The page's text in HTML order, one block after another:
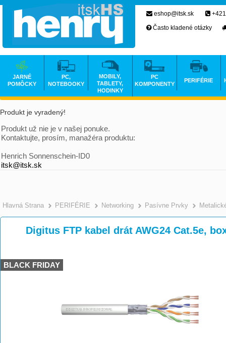
Produkt je vyradený!
Produkt už nie je v našej ponuke.
Kontaktujte, prosím, manažéra produktu:
Henrich Sonnenschein-ID0
itsk@itsk.sk
Hlavná Strana >
PERIFÉRIE >
Networking >
Pasívne Prvky
Digitus FTP kabel drát AWG24 Cat.5e,
BLACK FRIDAY
eshop@itsk.sk
Často kladené otázky
JARNÉ
POMÔCKY
PC,
NOTEBOOKY
MOBILY,
TABLETY,
HODINKY
PC
KOMPONENTY
PERIFÉRIE